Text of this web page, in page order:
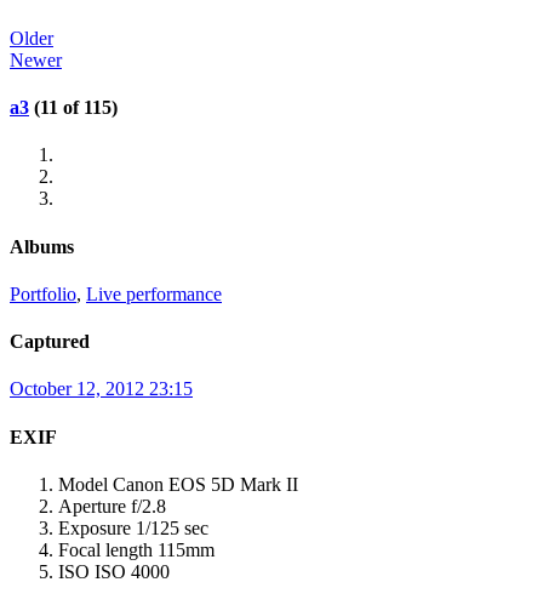
Older
Newer
a3 (11 of 115)
Albums
Portfolio, Live performance
Captured
October 12, 2012 23:15
EXIF
Model Canon EOS 5D Mark II
Aperture f/2.8
Exposure 1/125 sec
Focal length 115mm
ISO ISO 4000